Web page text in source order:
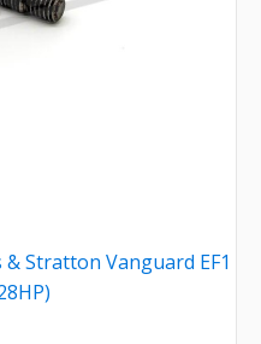
Stratton Vanguard EF1